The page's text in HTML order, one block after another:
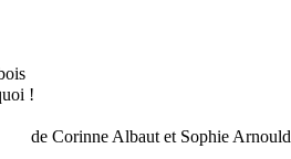
!
de Corinne Albaut et Sophie Arnould